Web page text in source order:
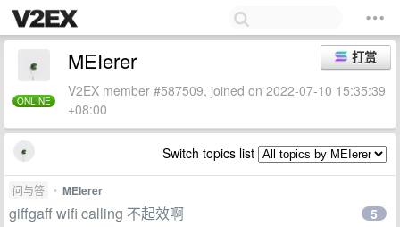
ONLINE
打赏
MEIerer
V2EX member #587509, joined on 2022-07-10 15:35:39
+08:00
Switch topics list
问与答 • MEIerer
giffgaff wifi calling 不起效啊 5